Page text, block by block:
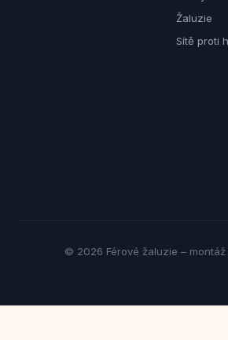
Žaluzie
Sítě proti
© 2026 Férové žaluzie –